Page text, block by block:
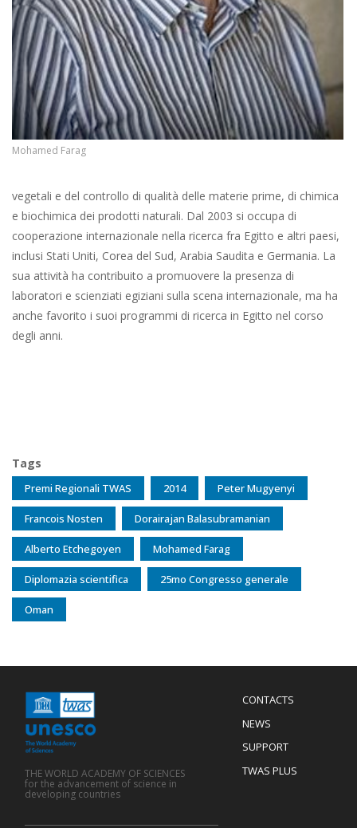
Mohamed Farag
vegetali e del controllo di qualità delle materie prime, di chimica
e biochimica dei prodotti naturali. Dal 2003 si occupa di
cooperazione internazionale nella ricerca fra Egitto e altri paesi,
inclusi Stati Uniti, Corea del Sud, Arabia Saudita e Germania. La
sua attività ha contribuito a promuovere la presenza di
laboratori e scienziati egiziani sulla scena internazionale, ma ha
anche favorito i suoi programmi di ricerca in Egitto nel corso
degli anni.
Tags
Premi Regionali TWAS 2014 Peter Mugyenyi
Francois Nosten Dorairajan Balasubramanian
Alberto Etchegoyen Mohamed Farag
Diplomazia scientifica 25mo Congresso generale
Oman
Menu
Footer
CONTACTS
NEWS
SUPPORT
TWAS PLUS
THE WORLD ACADEMY OF SCIENCES
for the advancement of science in
developing countries